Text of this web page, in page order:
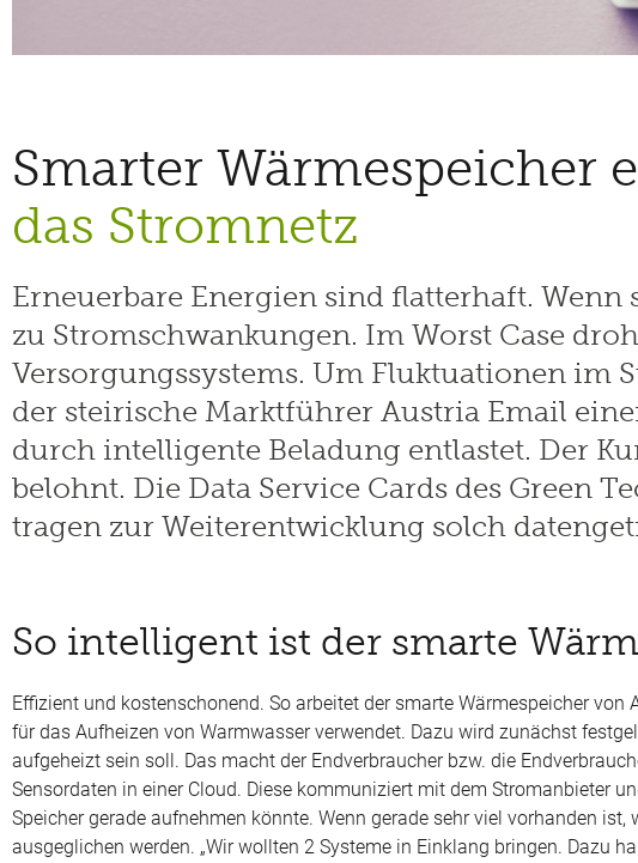
Smarter Wärmespeicher
das Stromnetz
Erneuerbare Energien sind flatterhaft.
zu Stromschwankungen. Im Worst Case
Versorgungssystems. Um Fluktuationen im
der steirische Marktführer Austria Email
durch intelligente Beladung entlastet. Der
belohnt. Die Data Service Cards des Green
tragen zur Weiterentwicklung solch
So intelligent ist der smarte
Effizient und kostenschonend. So arbeitet der smarte Wärmespeicher
für das Aufheizen von Warmwasser verwendet. Dazu wird zunächst
aufgeheizt sein soll. Das macht der Endverbraucher bzw. die
Sensordaten in einer Cloud. Diese kommuniziert mit dem Stromanbieter
Speicher gerade aufnehmen könnte. Wenn gerade sehr viel vorhanden
ausgeglichen werden. „Wir wollten 2 Systeme in Einklang bringen. Dazu